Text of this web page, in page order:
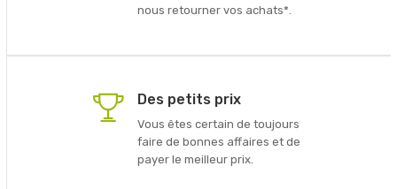
nous retourner vos achats*.
Des petits prix
Vous êtes certain de toujours
faire de bonnes affaires et de
payer le meilleur prix.